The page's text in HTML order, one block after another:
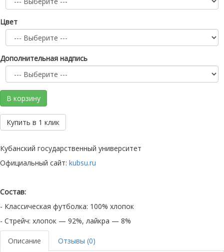
Цвет
Дополнительная надпись
В корзину
Купить в 1 клик
Кубанский государственный университет
Официальный сайт: kubsu.ru
Состав:
- Классическая футболка: 100% хлопок
- Стрейч: хлопок — 92%, лайкра — 8%
Описание Отзывы (0)